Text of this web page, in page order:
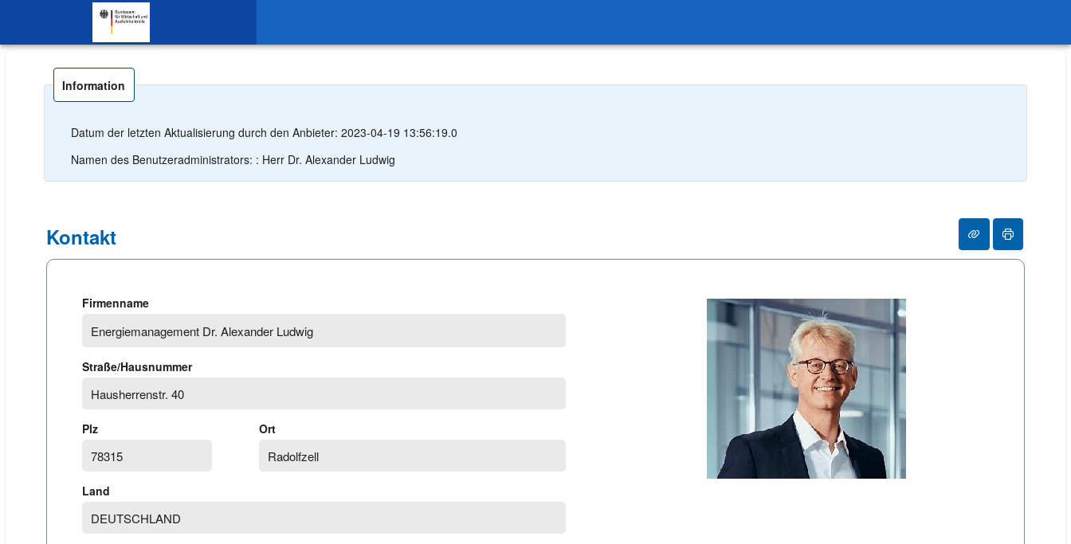
SKIP TO CONTENT.
Information
Datum der letzten Aktualisierung durch den Anbieter: 2023-04-19 13:56:19.0
Namen des Benutzeradministrators: : Herr Dr. Alexander Ludwig
Kontakt
Firmenname
Straße/Hausnummer
Plz Ort
Land